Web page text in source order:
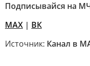
Подписывайся на
MAX | ВК
Источник: Канал в